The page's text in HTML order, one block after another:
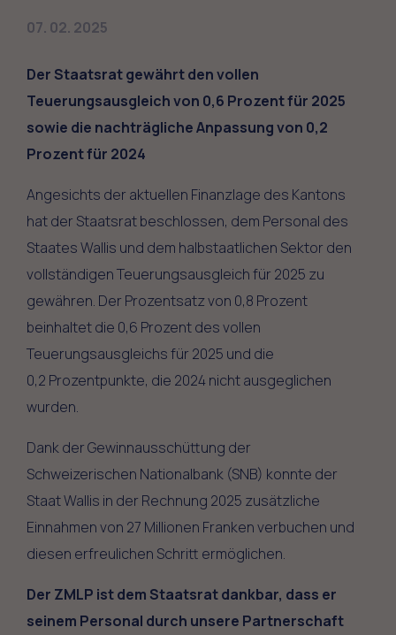
07. 02. 2025
Der Staatsrat gewährt den vollen
Teuerungsausgleich von 0,6 Prozent für 2025
sowie die nachträgliche Anpassung von 0,2
Prozent für 2024
Angesichts der aktuellen Finanzlage des Kantons
hat der Staatsrat beschlossen, dem Personal des
Staates Wallis und dem halbstaatlichen Sektor den
vollständigen Teuerungsausgleich für 2025 zu
gewähren. Der Prozentsatz von 0,8 Prozent
beinhaltet die 0,6 Prozent des vollen
Teuerungsausgleichs für 2025 und die
0,2 Prozentpunkte, die 2024 nicht ausgeglichen
wurden.
Dank der Gewinnausschüttung der
Schweizerischen Nationalbank (SNB) konnte der
Staat Wallis in der Rechnung 2025 zusätzliche
Einnahmen von 27 Millionen Franken verbuchen und
diesen erfreulichen Schritt ermöglichen.
Der ZMLP ist dem Staatsrat dankbar, dass er
seinem Personal durch unsere Partnerschaft